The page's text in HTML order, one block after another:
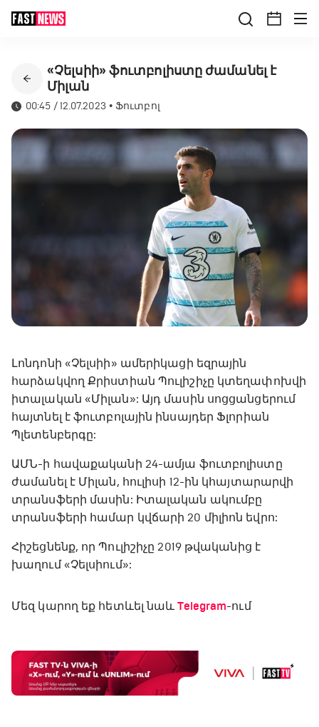
«Չելսիի» ֆուտբոլիստը ժամանել է
Միլան
00:45 / 12.07.2023 •Ֆուտբոլ
Լոնդոնի «Չելսիի» ամերիկացի եզրային
հարձակվող Քրիստիան Պուլիշիչը կտեղափոխվի
իտալական «Միլան»: Այդ մասին սոցցանցերում
հայտնել է ֆուտբոլային ինսայդեր Ֆլորիան
Պլետենբերգը:
ԱՄՆ-ի հավաքականի 24-ամյա ֆուտբոլիստը
ժամանել է Միլան, հուլիսի 12-ին կհայտարարվի
տրանսֆերի մասին: Իտալական ակումբը
տրանսֆերի համար կվճարի 20 միլիոն եվրո:
Հիշեցնենք, որ Պուլիշիչը 2019 թվականից է
խաղում «Չելսիում»:
Մեզ կարող եք հետևել նաև Telegram-ում